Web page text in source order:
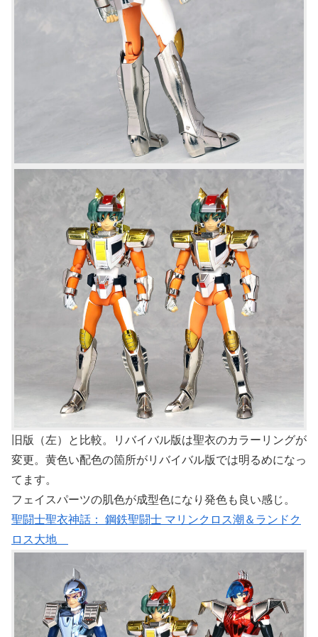
旧版（左）と比較。リバイバル版は聖衣のカラーリングが
変更。黄色い配色の箇所がリバイバル版では明るめになっ
てます。
フェイスパーツの肌色が成型色になり発色も良い感じ。
聖闘士聖衣神話： 鋼鉄聖闘士 マリンクロス潮＆ランドク
ロス大地